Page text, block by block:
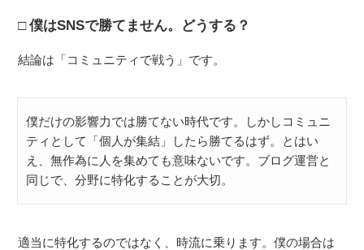
僕はSNSで勝てません。どうする？
結論は「コミュニティで戦う」です。
僕だけの影響力では勝てない時代です。しかしコミュニ
ティとして「個人が集結」したら勝てるはず。とはい
え、無作為に人を集めても意味ないです。ブログ運営と
同じで、分野に特化することが大切。
適当に特化するのではなく、時流に乗ります。僕の場合は